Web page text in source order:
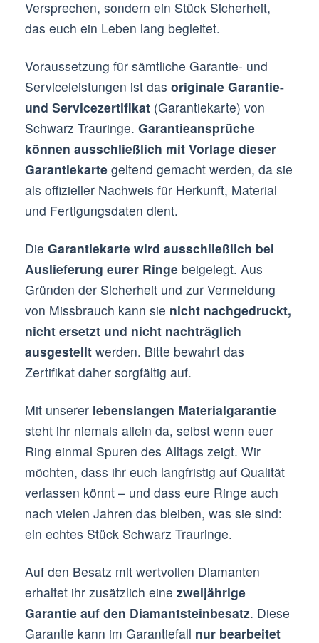
Versprechen, sondern ein Stück Sicherheit,
das euch ein Leben lang begleitet.
Voraussetzung für sämtliche Garantie- und
Serviceleistungen ist das originale Garantie-
und Servicezertifikat (Garantiekarte) von
Schwarz Trauringe. Garantieansprüche
können ausschließlich mit Vorlage dieser
Garantiekarte geltend gemacht werden, da sie
als offizieller Nachweis für Herkunft, Material
und Fertigungsdaten dient.
Die Garantiekarte wird ausschließlich bei
Auslieferung eurer Ringe beigelegt. Aus
Gründen der Sicherheit und zur Vermeidung
von Missbrauch kann sie nicht nachgedruckt,
nicht ersetzt und nicht nachträglich
ausgestellt werden. Bitte bewahrt das
Zertifikat daher sorgfältig auf.
Mit unserer lebenslangen Materialgarantie
steht ihr niemals allein da, selbst wenn euer
Ring einmal Spuren des Alltags zeigt. Wir
möchten, dass ihr euch langfristig auf Qualität
verlassen könnt – und dass eure Ringe auch
nach vielen Jahren das bleiben, was sie sind:
ein echtes Stück Schwarz Trauringe.
Auf den Besatz mit wertvollen Diamanten
erhaltet ihr zusätzlich eine zweijährige
Garantie auf den Diamantsteinbesatz. Diese
Garantie kann im Garantiefall nur bearbeitet